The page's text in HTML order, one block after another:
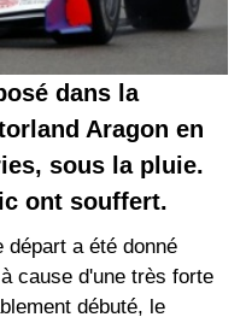
dans la
Aragon en
sous la pluie.
ont souffert.
départ a été donné
cause d'une très forte
débuté, le